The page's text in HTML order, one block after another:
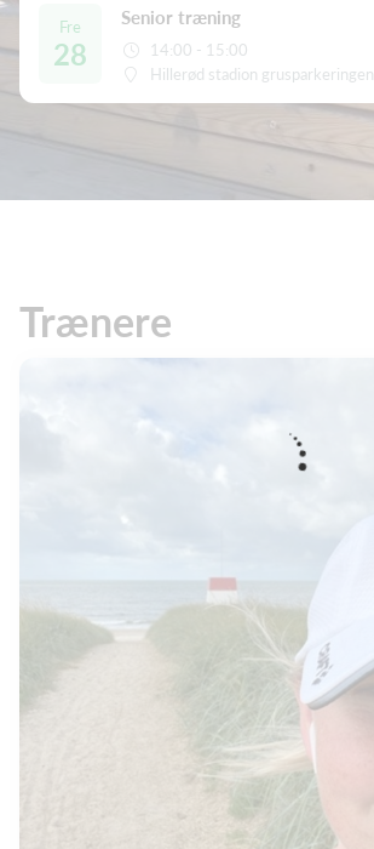
Fre
28
Senior træning
14:00 - 15:00
Hillerød stadion grusparkeringen
Trænere